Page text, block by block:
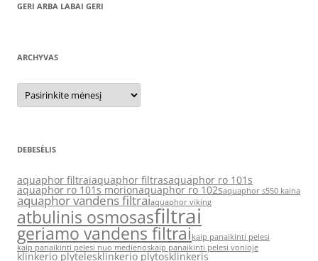
GERI ARBA LABAI GERI
ARCHYVAS
Archyvas
DEBESĖLIS
aquaphor filtraiaquaphor filtrasaquaphor ro 101s
aquaphor ro 101s morionaquaphor ro 102saquaphor s550 kaina
aquaphor vandens filtraiaquaphor viking
atbulinis osmosasfiltrai
geriamo vandens filtraikaip panaikinti pelesi
kaip panaikinti pelesi nuo medienoskaip panaikinti pelesi vonioje
klinkerio plytelesklinkerio plytosklinkeris